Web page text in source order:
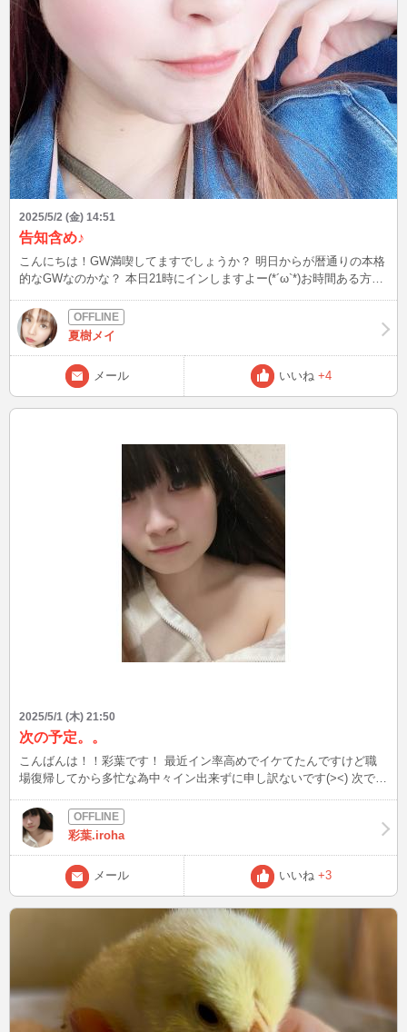
2025/5/2 (金) 14:51
告知含め♪
こんにちは！GW満喫してますでしょうか？ 明日からが暦通りの本格
的なGWなのかな？ 本日21時にインしますよー(*´ω`*)お時間ある方は
ﾉ
夏樹メイ
メール いいね +4
2025/5/1 (木) 21:50
次の予定。。
こんばんは！！彩葉です！ 最近イン率高めでイケてたんですけど職
場復帰してから多忙な為中々イン出来ずに申し訳ないです(><) 次でき
てないので話したい方いて下さったら連絡待ってます！予定空けます
(*^^*) そしてＧＷは仕事以外特に予定もないのでイン率はあげようと
思ってます！ 時間帯はまだ未定です。。今日は仕事中の彩葉をお送
りします！感想も待ってます笑
彩葉.iroha
メール いいね +3